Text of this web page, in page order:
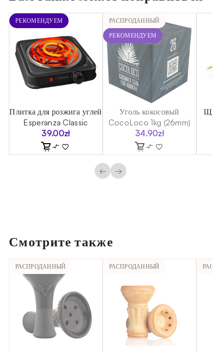
РЕКОМЕНДУЕМ
Плитка для розжига углей
Esperanza Classic
39.00zł
РАСПРОДАННЫЙ
РЕКОМЕНДУЕМ
Уголь кокосовый
CocoLoco 1kg (26mm)
34.90zł
← →
Смотрите также
РАСПРОДАННЫЙ РАСПРОДАННЫЙ